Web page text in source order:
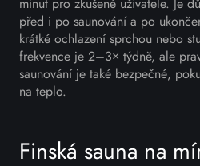
minut pro zkušené uživatele. Je
před i po saunování a po
krátké ochlazení sprchou nebo
frekvence je 2–3× týdně, ale
saunování je také bezpečné,
na teplo.
Finská sauna na